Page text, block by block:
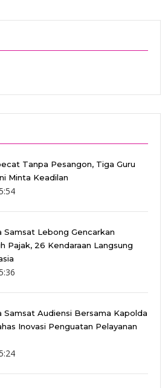
Tanpa Pesangon, Tiga Guru
Minta Keadilan
Samsat Lebong Gencarkan
Pajak, 26 Kendaraan Langsung
Samsat Audiensi Bersama Kapolda
Inovasi Penguatan Pelayanan